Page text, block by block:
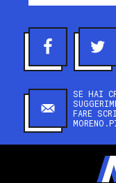
SE HAI
FARE